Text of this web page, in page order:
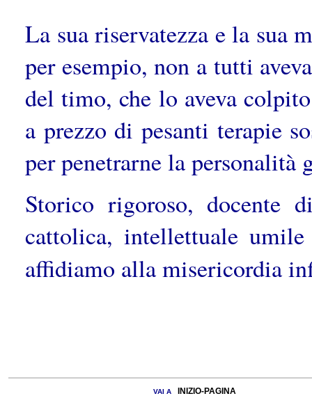
La sua riservatezza e la sua
per esempio, non a tutti
del timo, che lo aveva
a prezzo di pesanti terapie
per penetrarne la personalità
Storico rigoroso, docente
cattolica, intellettuale
affidiamo alla misericordia
VAI A INIZIO-PAGINA